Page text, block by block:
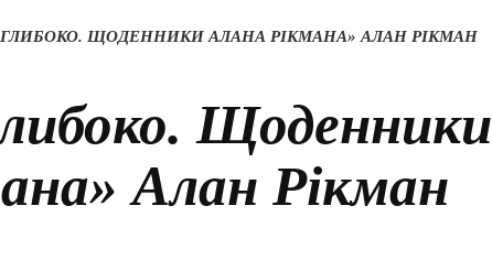
ЩОДЕННИКИ АЛАНА РІКМАНА» АЛАН РІКМАН
Щоденники
Алан Рікман